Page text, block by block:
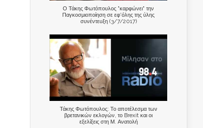
Ο Τάκης Φωτόπουλος "καρφώνει" την
Παγκοσμιοποίηση σε εφ'όλης της ύλης
συνέντευξη (3/7/2017)
Τάκης Φωτόπουλος: Το αποτέλεσμα των
βρετανικών εκλογών, το Brexit και οι
εξελίξεις στη Μ. Ανατολή